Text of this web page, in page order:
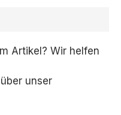
Artikel? Wir helfen
unser